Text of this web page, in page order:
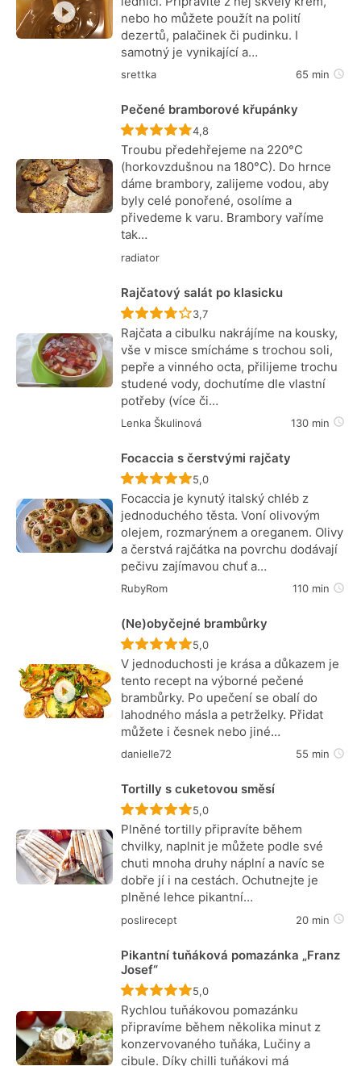
nebo ho můžete použít na polití
dezertů, palačinek či pudinku. I
samotný je vynikající a…
srettka 65 min
Pečené bramborové křupánky
Recept ještě nebyl hodnocen
4,8
Troubu předehřejeme na 220°C
(horkovzdušnou na 180°C). Do hrnce
dáme brambory, zalijeme vodou, aby
byly celé ponořené, osolíme a
přivedeme k varu. Brambory vaříme
tak…
radiator
Rajčatový salát po klasicku
Recept ještě nebyl hodnocen
3,7
Rajčata a cibulku nakrájíme na kousky,
vše v misce smícháme s trochou soli,
pepře a vinného octa, přilijeme trochu
studené vody, dochutíme dle vlastní
potřeby (více či…
Lenka Škulinová 130 min
Focaccia s čerstvými rajčaty
Recept ještě nebyl hodnocen
5,0
Focaccia je kynutý italský chléb z
jednoduchého těsta. Voní olivovým
olejem, rozmarýnem a oreganem. Olivy
a čerstvá rajčátka na povrchu dodávají
pečivu zajímavou chuť a…
RubyRom 110 min
(Ne)obyčejné brambůrky
Recept ještě nebyl hodnocen
5,0
V jednoduchosti je krása a důkazem je
tento recept na výborné pečené
brambůrky. Po upečení se obalí do
lahodného másla a petrželky. Přidat
můžete i česnek nebo jiné…
danielle72 55 min
Tortilly s cuketovou směsí
Recept ještě nebyl hodnocen
5,0
Plněné tortilly připravíte během
chvilky, naplnit je můžete podle své
chuti mnoha druhy náplní a navíc se
dobře jí i na cestách. Ochutnejte je
plněné lehce pikantní…
poslirecept 20 min
Pikantní tuňáková pomazánka „Franz
Josef“
Recept ještě nebyl hodnocen
5,0
Rychlou tuňákovou pomazánku
připravíme během několika minut z
konzervovaného tuňáka, Lučiny a
cibule. Díky chilli tuňákovi má